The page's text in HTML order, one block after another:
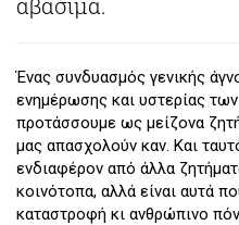
Ένας συνδυασμός γενικής
ενημέρωσης και υστερίας
προτάσσουμε ως μείζονα
μας απασχολούν καν. Και
ενδιαφέρον από άλλα
κοινότοπα, αλλά είναι αυτά
καταστροφή κι ανθρώπινο